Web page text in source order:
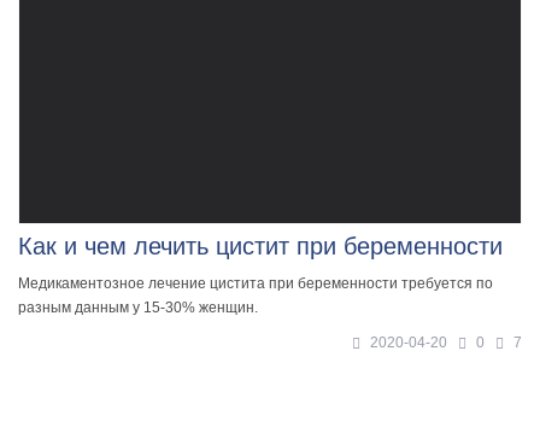
Как и чем лечить цистит при беременности
Медикаментозное лечение цистита при беременности требуется по
разным данным у 15-30% женщин.
2020-04-20 0 7